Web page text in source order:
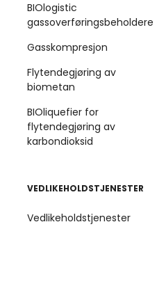
BIOlogistic
gassoverføringsbeholdere
Gasskompresjon
Flytendegjøring av
biometan
BIOliquefier for
flytendegjøring av
karbondioksid
VEDLIKEHOLDSTJENESTER
Vedlikeholdstjenester